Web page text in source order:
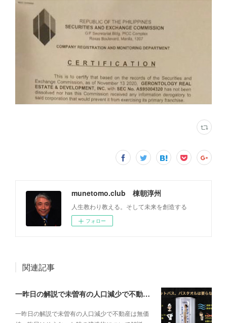
munetomo.club 棟朝淳州
人生教わり教える。そして未来を創造する
フォロー
関連記事
一昨日の解説で未曽有の人口減少で不動産は無価値、昨日はそうなった時の建造物について解説、今日からはその設備について解説をして行く。
一昨日の解説で未曽有の人口減少で不動産は無価